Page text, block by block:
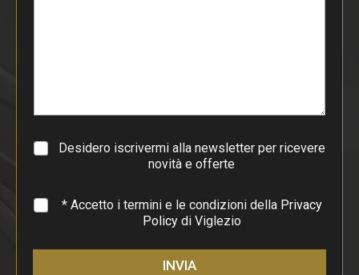
g
a
f
Desidero iscrivermi alla newsletter per ricevere
novità e offerte
* * Accetto i termini e le condizioni della Privacy
Policydi Viglezio
INVIA